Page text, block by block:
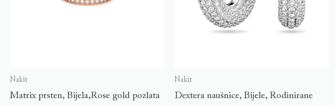
Nakit
Matrix prsten, Bijela,Rose gold pozlata
Nakit
Dextera naušnice, Bijele, Rodinirane